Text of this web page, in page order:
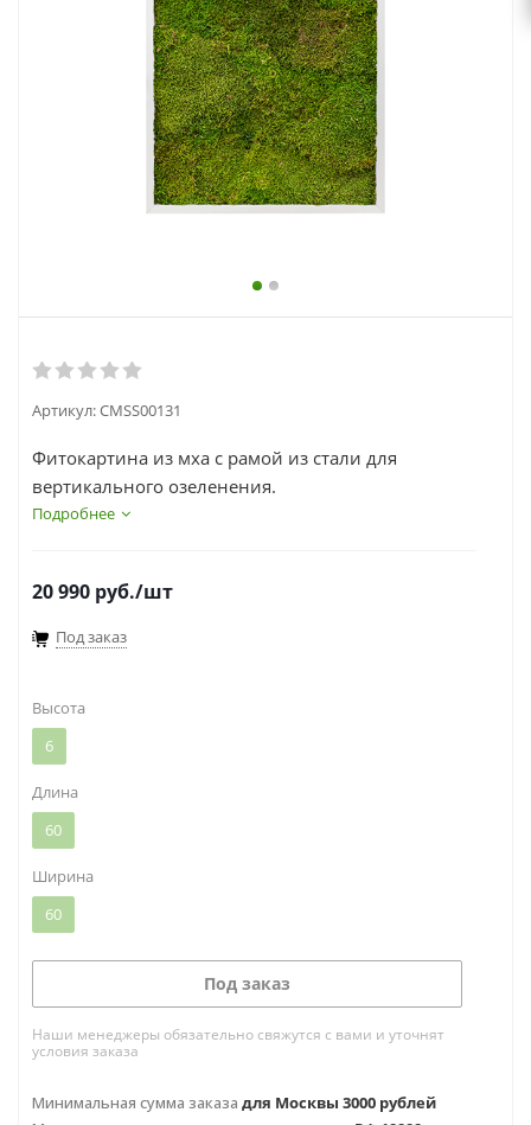
zakaz@topcvetok.ru
Артикул:CMSS00131
Фитокартина из мха с рамой из стали для
вертикального озеленения.
Подробнее
20 990 руб./шт
Под заказ
Высота
6
Длина
60
Ширина
60
Под заказ
Наши менеджеры обязательно свяжутся с вами и уточнят
условия заказа
Минимальная сумма заказа для Москвы 3000 рублей